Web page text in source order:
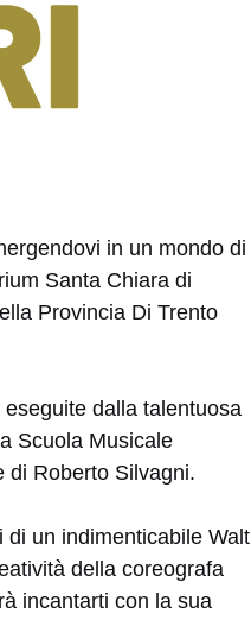
in un mondo di
Santa Chiara di
Provincia Di Trento
dalla talentuosa
Scuola Musicale
di Roberto Silvagni.
un indimenticabile Walt
della coreografa
incantarti con la sua